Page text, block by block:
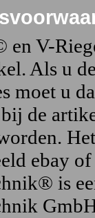
en V-
Als u
moet u
de
ebay of
is